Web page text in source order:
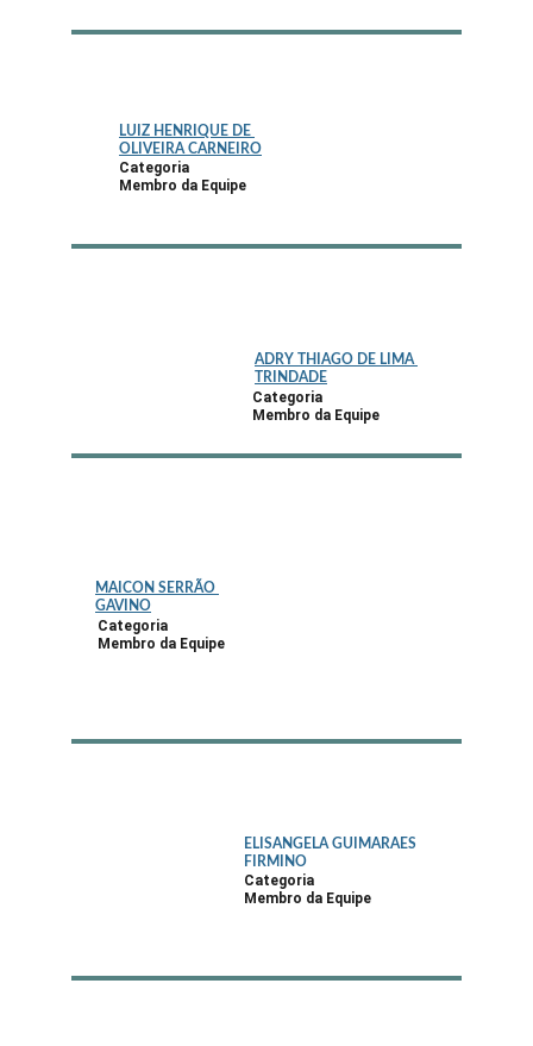
ADRY THIAGO DE LIMA
TRINDADE
ELISANGELA GUIMARAES
FIRMINO
LUIZ HENRIQUE DE
OLIVEIRA CARNEIRO
MAICON SERRÃO
GAVINO
Categoria
Membro da Equipe
Categoria
Membro da Equipe
Categoria
Membro da Equipe
Categoria
Membro da Equipe